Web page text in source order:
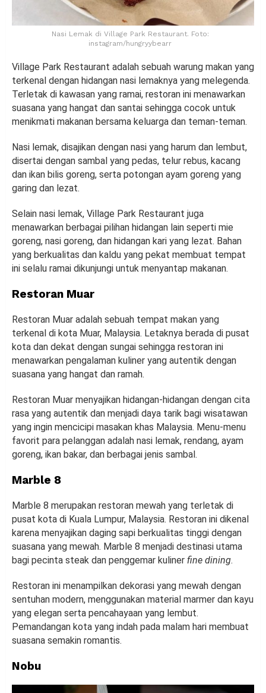
Nasi Lemak di Village Park Restaurant. Foto:
instagram/hungryybearr
Village Park Restaurant adalah sebuah warung makan yang
terkenal dengan hidangan nasi lemaknya yang melegenda.
Terletak di kawasan yang ramai, restoran ini menawarkan
suasana yang hangat dan santai sehingga cocok untuk
menikmati makanan bersama keluarga dan teman-teman.
Nasi lemak, disajikan dengan nasi yang harum dan lembut,
disertai dengan sambal yang pedas, telur rebus, kacang
dan ikan bilis goreng, serta potongan ayam goreng yang
garing dan lezat.
Selain nasi lemak, Village Park Restaurant juga
menawarkan berbagai pilihan hidangan lain seperti mie
goreng, nasi goreng, dan hidangan kari yang lezat. Bahan
yang berkualitas dan kaldu yang pekat membuat tempat
ini selalu ramai dikunjungi untuk menyantap makanan.
Restoran Muar
Restoran Muar adalah sebuah tempat makan yang
terkenal di kota Muar, Malaysia. Letaknya berada di pusat
kota dan dekat dengan sungai sehingga restoran ini
menawarkan pengalaman kuliner yang autentik dengan
suasana yang hangat dan ramah.
Restoran Muar menyajikan hidangan-hidangan dengan cita
rasa yang autentik dan menjadi daya tarik bagi wisatawan
yang ingin mencicipi masakan khas Malaysia. Menu-menu
favorit para pelanggan adalah nasi lemak, rendang, ayam
goreng, ikan bakar, dan berbagai jenis sambal.
Marble 8
Marble 8 merupakan restoran mewah yang terletak di
pusat kota di Kuala Lumpur, Malaysia. Restoran ini dikenal
karena menyajikan daging sapi berkualitas tinggi dengan
suasana yang mewah. Marble 8 menjadi destinasi utama
bagi pecinta steak dan penggemar kuliner fine dining.
Restoran ini menampilkan dekorasi yang mewah dengan
sentuhan modern, menggunakan material marmer dan kayu
yang elegan serta pencahayaan yang lembut.
Pemandangan kota yang indah pada malam hari membuat
suasana semakin romantis.
Nobu